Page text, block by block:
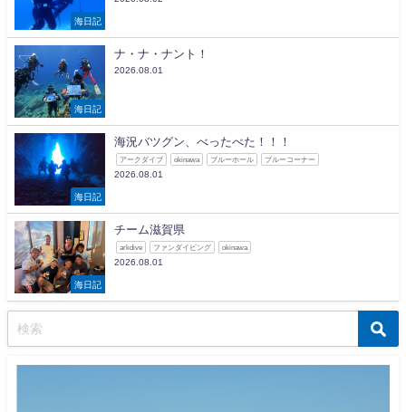
海日記
海日記
ナ・ナ・ナント！
2026.08.01
海日記
海況バツグン、べったべた！！！
アークダイブ okinawa ブルーホール ブルーコーナー
2026.08.01
海日記
チーム滋賀県
arkdive ファンダイビング okinawa
2026.08.01